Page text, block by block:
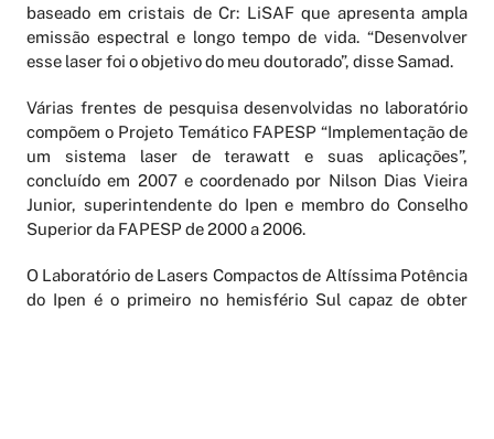
baseado em cristais de Cr: LiSAF que apresenta ampla
emissão espectral e longo tempo de vida. “Desenvolver
esse laser foi o objetivo do meu doutorado”, disse Samad.
Várias frentes de pesquisa desenvolvidas no laboratório
compõem o Projeto Temático FAPESP “Implementação de
um sistema laser de terawatt e suas aplicações”,
concluído em 2007 e coordenado por Nilson Dias Vieira
Junior, superintendente do Ipen e membro do Conselho
Superior da FAPESP de 2000 a 2006.
O Laboratório de Lasers Compactos de Altíssima Potência
do Ipen é o primeiro no hemisfério Sul capaz de obter